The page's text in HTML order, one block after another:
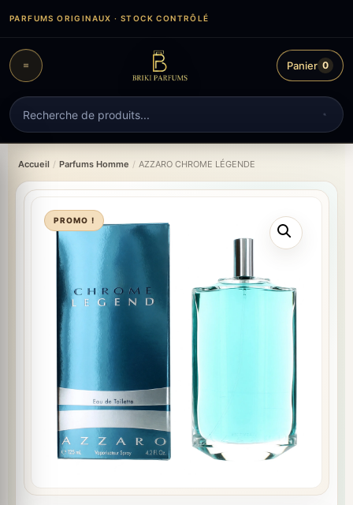
contenu
PARFUMS ORIGINAUX · STOCK CONTRÔLÉ
Recherche
de
produits
Panier 0
Accueil / Parfums Homme / AZZARO CHROME LÉGENDE
PROMO !